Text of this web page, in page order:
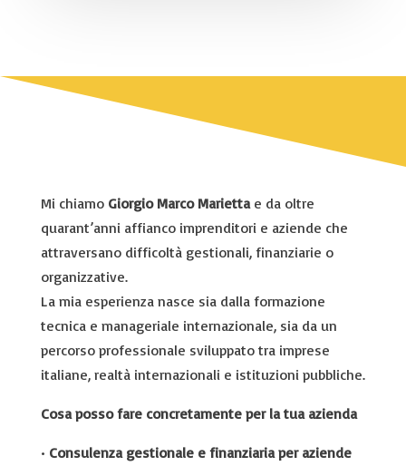
Mi chiamo Giorgio Marco Mariettae da oltre
quarant’anni affianco imprenditori e aziende che
attraversano difficoltà gestionali, finanziarie o
organizzative.
La mia esperienza nasce sia dalla formazione
tecnica e manageriale internazionale, sia da un
percorso professionale sviluppato tra imprese
italiane, realtà internazionali e istituzioni pubbliche.
Cosa posso fare concretamente per la tua azienda
• Consulenza gestionale e finanziaria per aziende